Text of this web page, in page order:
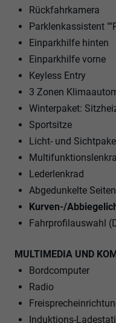
Rückfahrkamera
Parklenkassistent
Einparkhilfe hinten
Einparkhilfe vorne
Keyless Entry
3 Zonen
Winterpaket:
Sportsitze
Licht- und
Lederlenkrad
Abgedunkelte
Kurven-/
Fahrprofilauswahl
MULTIMEDIA UND
Bordcomputer
Radio
Induktions-